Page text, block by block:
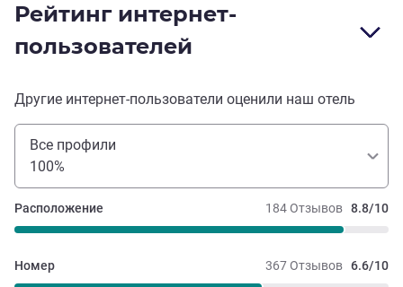
Рейтинг интернет-
пользователей
Другие интернет-пользователи оценили наш отель
Все профили
100%
184 Отзывов 8.8/10
Расположение
367 Отзывов 6.6/10
Номер